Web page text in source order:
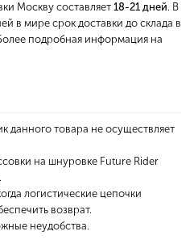
Москву составляет 18-21 дней. В
в мире срок доставки до склада в
подробная информация на
данного товара не осуществляет
на шнуровке Future Rider
логистические цепочки
возврат.
неудобства.